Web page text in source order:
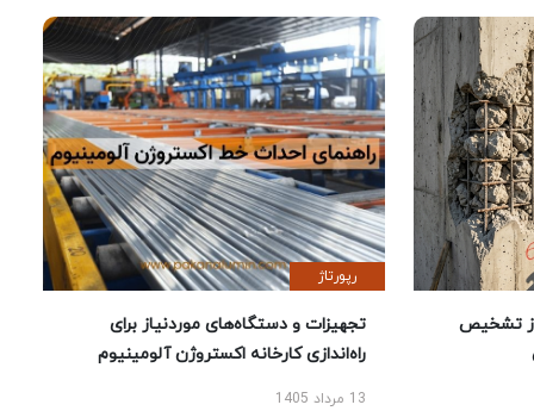
تشخیص
رپورتاژ
تجهیزات و دستگاه‌های موردنیاز برای
راه‌اندازی کارخانه اکستروژن آلومینیوم
13 مرداد 1405